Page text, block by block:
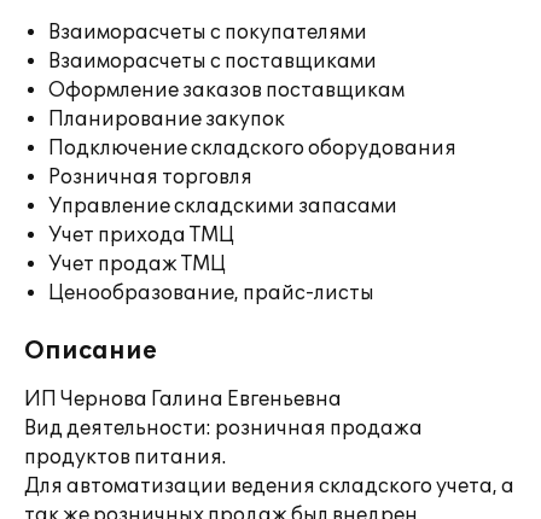
Взаиморасчеты с покупателями
Взаиморасчеты с поставщиками
Оформление заказов поставщикам
Планирование закупок
Подключение складского оборудования
Розничная торговля
Управление складскими запасами
Учет прихода ТМЦ
Учет продаж ТМЦ
Ценообразование, прайс-листы
Описание
ИП Чернова Галина Евгеньевна
Вид деятельности: розничная продажа
продуктов питания.
Для автоматизации ведения складского учета, а